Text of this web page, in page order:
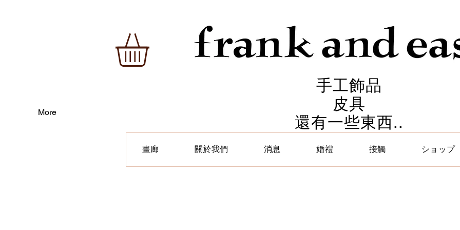
More
手工飾品
皮具
還有一些東西..
畫廊 關於我們 消息 婚禮 接觸 ショップ